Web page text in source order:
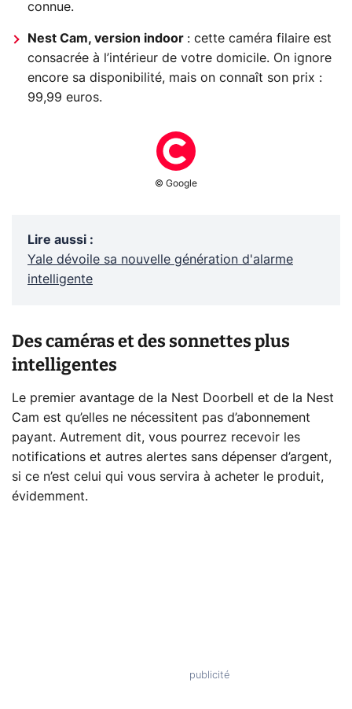
connue.
Nest Cam, version indoor : cette caméra filaire est
consacrée à l’intérieur de votre domicile. On ignore
encore sa disponibilité, mais on connaît son prix :
99,99 euros.
© Google
Lire aussi :
Yale dévoile sa nouvelle génération d'alarme
intelligente
Des caméras et des sonnettes plus
intelligentes
Le premier avantage de la Nest Doorbell et de la Nest
Cam est qu’elles ne nécessitent pas d’abonnement
payant. Autrement dit, vous pourrez recevoir les
notifications et autres alertes sans dépenser d’argent,
si ce n’est celui qui vous servira à acheter le produit,
évidemment.